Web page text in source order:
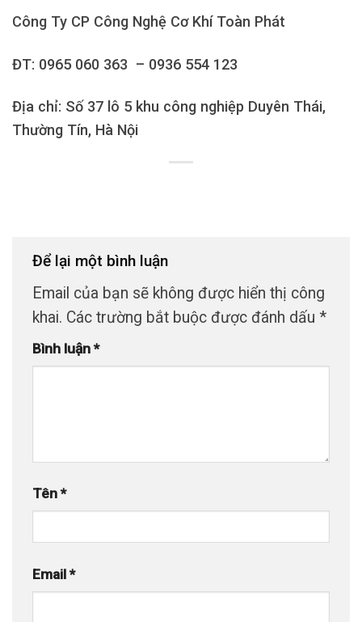
Công Ty CP Công Nghệ Cơ Khí Toàn Phát
ĐT: 0965 060 363 – 0936 554 123
Địa chỉ: Số 37 lô 5 khu công nghiệp Duyên Thái,
Thường Tín, Hà Nội
Để lại một bình luận
Email của bạn sẽ không được hiển thị công
khai. Các trường bắt buộc được đánh dấu *
Bình luận *
Tên *
Email *